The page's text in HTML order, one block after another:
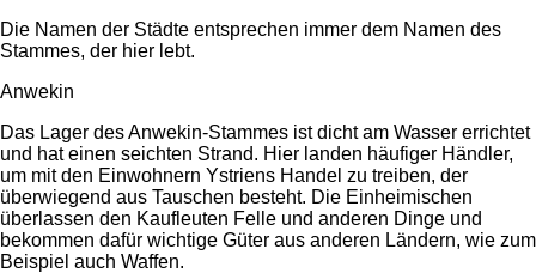
Die Namen der Städte entsprechen immer dem Namen des
Stammes, der hier lebt.
Anwekin
Das Lager des Anwekin-Stammes ist dicht am Wasser errichtet
und hat einen seichten Strand. Hier landen häufiger Händler,
um mit den Einwohnern Ystriens Handel zu treiben, der
überwiegend aus Tauschen besteht. Die Einheimischen
überlassen den Kaufleuten Felle und anderen Dinge und
bekommen dafür wichtige Güter aus anderen Ländern, wie zum
Beispiel auch Waffen.